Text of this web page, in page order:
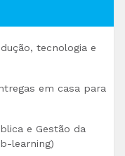
tecnologia e
em casa para
e Gestão da
learning)